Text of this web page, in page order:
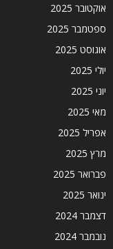
אוקטובר 2025
ספטמבר 2025
אוגוסט 2025
יולי 2025
יוני 2025
מאי 2025
אפריל 2025
מרץ 2025
פברואר 2025
ינואר 2025
דצמבר 2024
נובמבר 2024